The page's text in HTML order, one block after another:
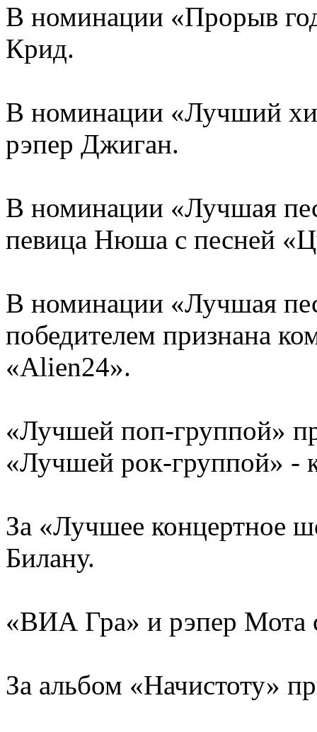
В номинации «Прорыв
Крид.
В номинации «Лучший
рэпер Джиган.
В номинации «Лучшая
певица Нюша с песней
В номинации «Лучшая
победителем признана
«Alien24».
«Лучшей поп-группой»
«Лучшей рок-группой» -
За «Лучшее концертное
Билану.
«ВИА Гра» и рэпер Мота
За альбом «Начистоту»